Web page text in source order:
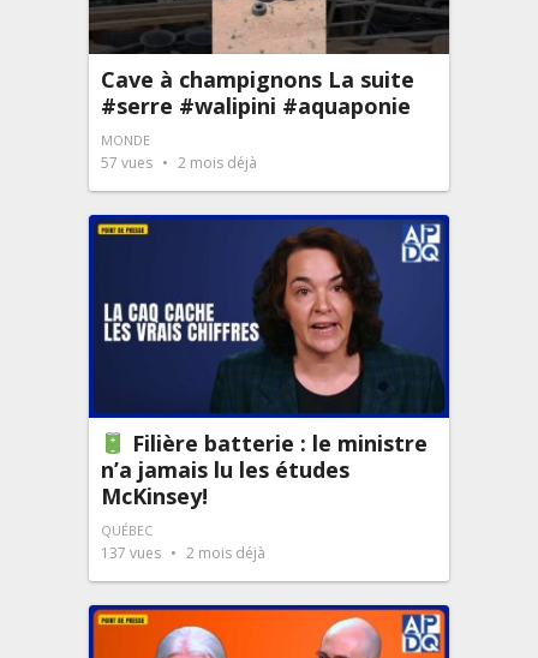
Cave à champignons La suite
#serre #walipini #aquaponie
MONDE
57 vues 2 mois déjà
Filière batterie : le ministre
n’a jamais lu les études
McKinsey!
QUÉBEC
137 vues 2 mois déjà